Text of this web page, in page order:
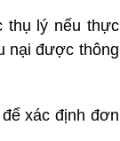
thụ lý nếu thực
nại được thông
xác định đơn